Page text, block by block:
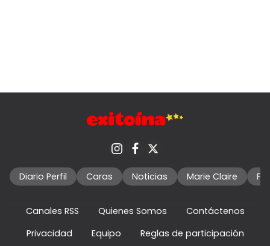
Diario Perfil Caras Noticias Marie Claire
Canales RSS Quienes Somos
Contáctenos
Privacidad
Equipo Reglas de participación